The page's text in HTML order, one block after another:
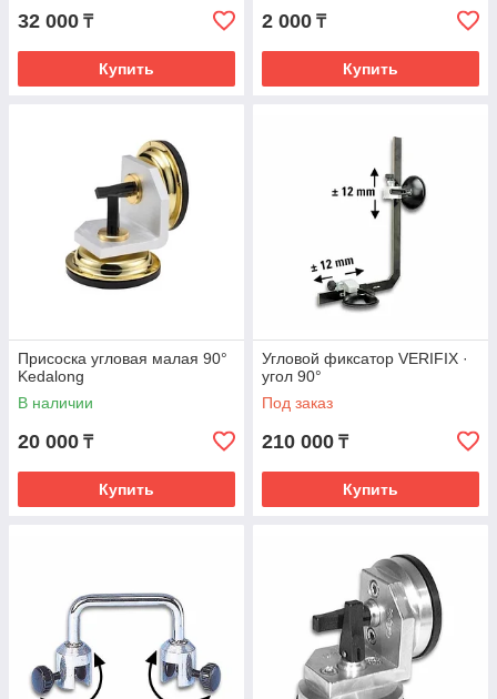
32 000 ₸
Купить
2 000 ₸
Купить
Присоска угловая малая 90°
Kedalong
В наличии
20 000 ₸
Купить
Угловой фиксатор VERIFIX ·
угол 90°
Под заказ
210 000 ₸
Купить